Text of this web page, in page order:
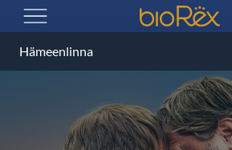
AVAA VALIKKO
BioRex Cinemas